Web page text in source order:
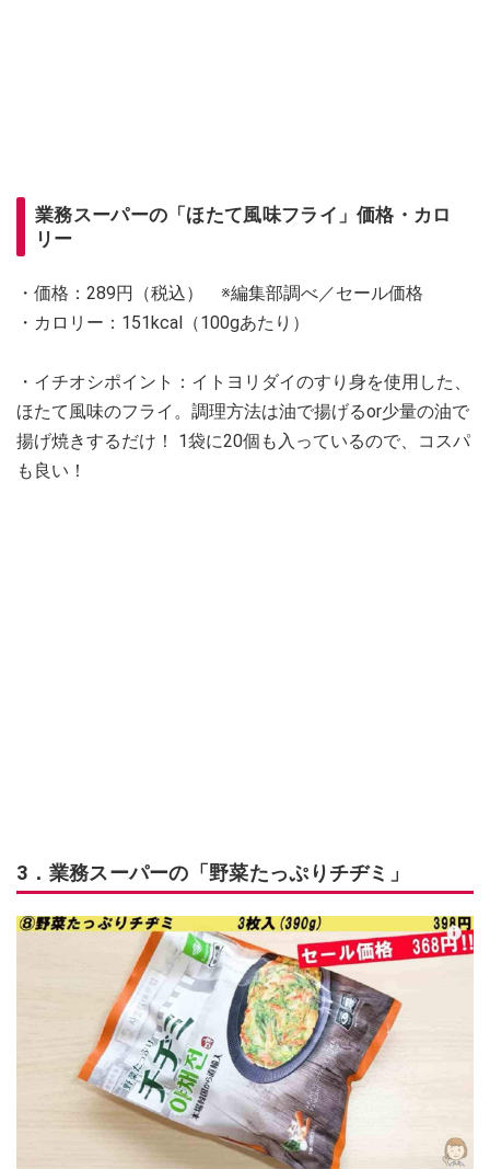
業務スーパーの「ほたて風味フライ」価格・カロ
リー
・価格：289円（税込） ※編集部調べ／セール価格
・カロリー：151kcal（100gあたり）
・イチオシポイント：イトヨリダイのすり身を使用した、
ほたて風味のフライ。調理方法は油で揚げるor少量の油で
揚げ焼きするだけ！ 1袋に20個も入っているので、コスパ
も良い！
3．業務スーパーの「野菜たっぷりチヂミ」